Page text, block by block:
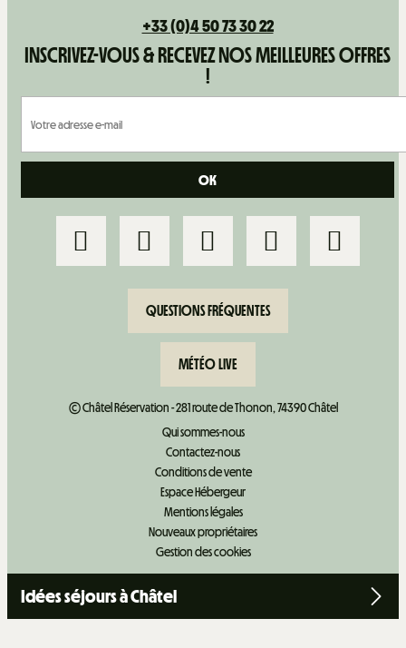
+33 (0)4 50 73 30 22
INSCRIVEZ-VOUS & RECEVEZ NOS MEILLEURES OFFRES
!
QUESTIONS FRÉQUENTES
MÉTÉO LIVE
© Châtel Réservation - 281 route de Thonon, 74390 Châtel
Qui sommes-nous
Contactez-nous
Conditions de vente
Espace Hébergeur
Mentions légales
Nouveaux propriétaires
Gestion des cookies
Idées séjours à Châtel